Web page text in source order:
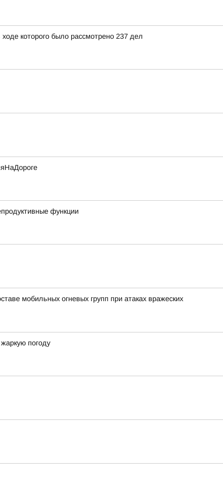
которого было рассмотрено 237 дел
функции
мобильных огневых групп при атаках вражеских
погоду